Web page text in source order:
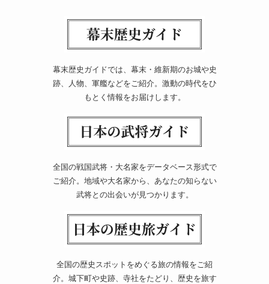
幕末歴史ガイドでは、幕末・維新期のお城や史
跡、人物、軍艦などをご紹介。激動の時代をひ
もとく情報をお届けします。
全国の戦国武将・大名家をデータベース形式で
ご紹介。地域や大名家から、あなたの知らない
武将との出会いが見つかります。
全国の歴史スポットをめぐる旅の情報をご紹
介。城下町や史跡、寺社をたどり、歴史を旅す